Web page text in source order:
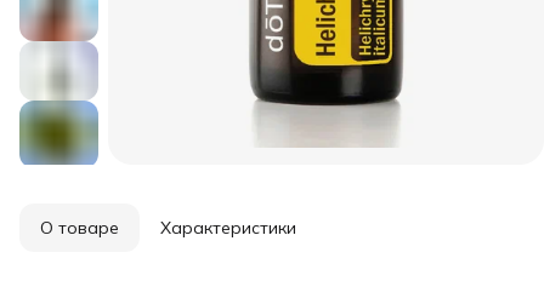
О товаре Характеристики